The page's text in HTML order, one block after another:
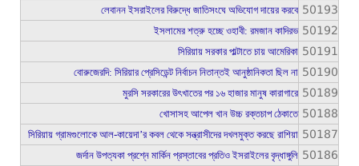
50193
লেবানন ইসরাইলের বিরুদ্ধে জাতিসংঘে অভিযোগ দায়ের করবে
50192
ইসলামের শত্রু হচ্ছে ওহাবী: রমজান কাদিরভ
50191
সিরিয়ায় সরকার পাল্টাতে চায় আমেরিকা
50190
বোরুজেরদি: সিরিয়ার প্রেসিডেন্ট নির্বাচন নিতান্তই আনুষ্ঠানিকতা ছিল না
50189
মুরসি সরকারের উৎখাতের পর ১৬ হাজার মানুষ কারাগারে
50188
খোসাসহ আপেল খান উচ্চ রক্তচাপ ঠেকাতে
50187
সিরিয়ায় গ্রামগুলোকে আল-কায়েদা’র কবল থেকে সন্ত্রাসীদের দখলমুক্ত করছে রাশিয়া
50186
জর্দান উপত্যকা প্রশ্নে মার্কিন প্রস্তাবের প্রতিও ইসরাইলের বৃদ্ধাঙ্গুলি